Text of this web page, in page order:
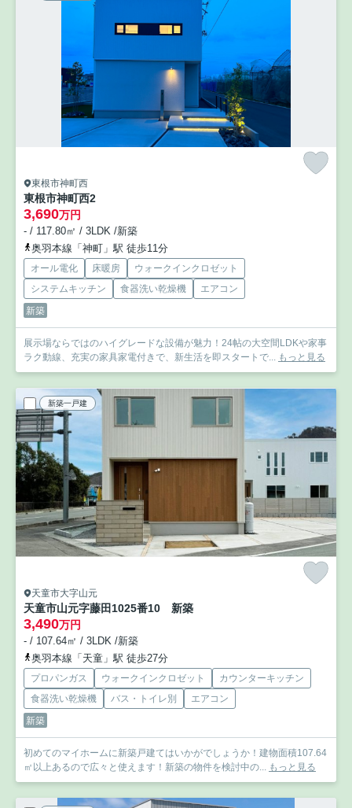
東根市神町西
東根市神町西2
3,690万円
- / 117.80㎡ / 3LDK /新築
奥羽本線「神町」駅 徒歩11分
オール電化 床暖房
ウォークインクロゼット
システムキッチン
食器洗い乾燥機
エアコン
新築
展示場ならではのハイグレードな設備が魅力！24帖の大空間LDKや家事
ラク動線、充実の家具家電付きで、新生活を即スタートで... もっと見る
新築一戸建
天童市大字山元
天童市山元字藤田1025番10 新築
3,490万円
- / 107.64㎡ / 3LDK /新築
奥羽本線「天童」駅 徒歩27分
プロパンガス ウォークインクロゼット
カウンターキッチン
食器洗い乾燥機
バス・トイレ別
エアコン
新築
初めてのマイホームに新築戸建てはいかがでしょうか！建物面積107.64
㎡以上あるので広々と使えます！新築の物件を検討中の... もっと見る